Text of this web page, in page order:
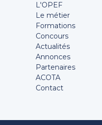
L'OPEF
Le métier
Formations
Concours
Actualités
Annonces
Partenaires
ACOTA
Contact